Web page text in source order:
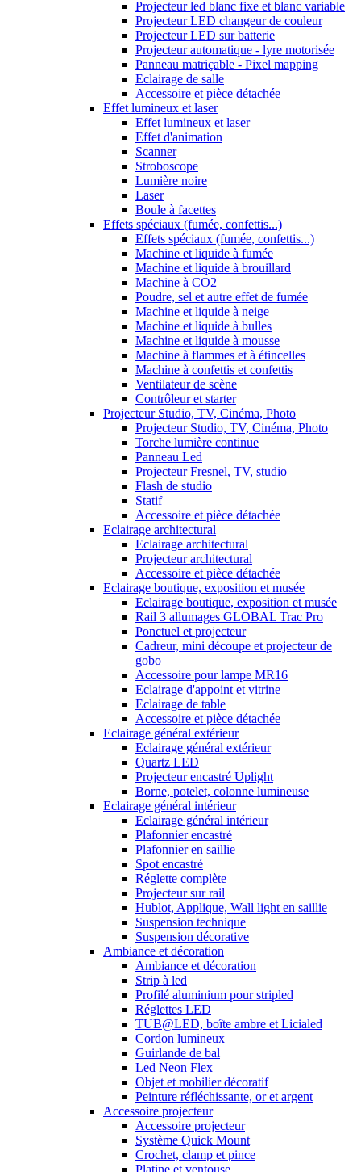
Projecteur led blanc fixe et blanc variable
Projecteur LED changeur de couleur
Projecteur LED sur batterie
Projecteur automatique - lyre motorisée
Panneau matriçable - Pixel mapping
Eclairage de salle
Accessoire et pièce détachée
Effet lumineux et laser
Effet lumineux et laser
Effet d'animation
Scanner
Stroboscope
Lumière noire
Laser
Boule à facettes
Effets spéciaux (fumée, confettis...)
Effets spéciaux (fumée, confettis...)
Machine et liquide à fumée
Machine et liquide à brouillard
Machine à CO2
Poudre, sel et autre effet de fumée
Machine et liquide à neige
Machine et liquide à bulles
Machine et liquide à mousse
Machine à flammes et à étincelles
Machine à confettis et confettis
Ventilateur de scène
Contrôleur et starter
Projecteur Studio, TV, Cinéma, Photo
Projecteur Studio, TV, Cinéma, Photo
Torche lumière continue
Panneau Led
Projecteur Fresnel, TV, studio
Flash de studio
Statif
Accessoire et pièce détachée
Eclairage architectural
Eclairage architectural
Projecteur architectural
Accessoire et pièce détachée
Eclairage boutique, exposition et musée
Eclairage boutique, exposition et musée
Rail 3 allumages GLOBAL Trac Pro
Ponctuel et projecteur
Cadreur, mini découpe et projecteur de
gobo
Accessoire pour lampe MR16
Eclairage d'appoint et vitrine
Eclairage de table
Accessoire et pièce détachée
Eclairage général extérieur
Eclairage général extérieur
Quartz LED
Projecteur encastré Uplight
Borne, potelet, colonne lumineuse
Eclairage général intérieur
Eclairage général intérieur
Plafonnier encastré
Plafonnier en saillie
Spot encastré
Réglette complète
Projecteur sur rail
Hublot, Applique, Wall light en saillie
Suspension technique
Suspension décorative
Ambiance et décoration
Ambiance et décoration
Strip à led
Profilé aluminium pour stripled
Réglettes LED
TUB@LED, boîte ambre et Licialed
Cordon lumineux
Guirlande de bal
Led Neon Flex
Objet et mobilier décoratif
Peinture réfléchissante, or et argent
Accessoire projecteur
Accessoire projecteur
Système Quick Mount
Crochet, clamp et pince
Platine et ventouse